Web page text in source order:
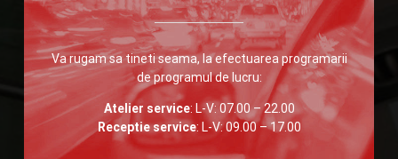
Va rugam sa tineti seama, la efectuarea programarii
de programul de lucru:
Atelier service: L-V: 07.00 – 22.00
Receptie service: L-V: 09.00 – 17.00